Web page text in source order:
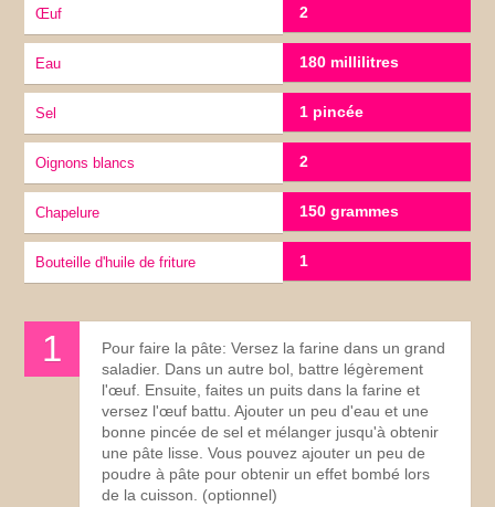
œuf 2
eau 180 millilitres
sel 1 pincée
oignons blancs 2
chapelure 150 grammes
bouteille d'huile de friture 1
Pour faire la pâte: Versez la farine dans un grand
saladier. Dans un autre bol, battre légèrement
l'œuf. Ensuite, faites un puits dans la farine et
versez l'œuf battu. Ajouter un peu d'eau et une
bonne pincée de sel et mélanger jusqu'à obtenir
une pâte lisse. Vous pouvez ajouter un peu de
poudre à pâte pour obtenir un effet bombé lors
de la cuisson. (optionnel)